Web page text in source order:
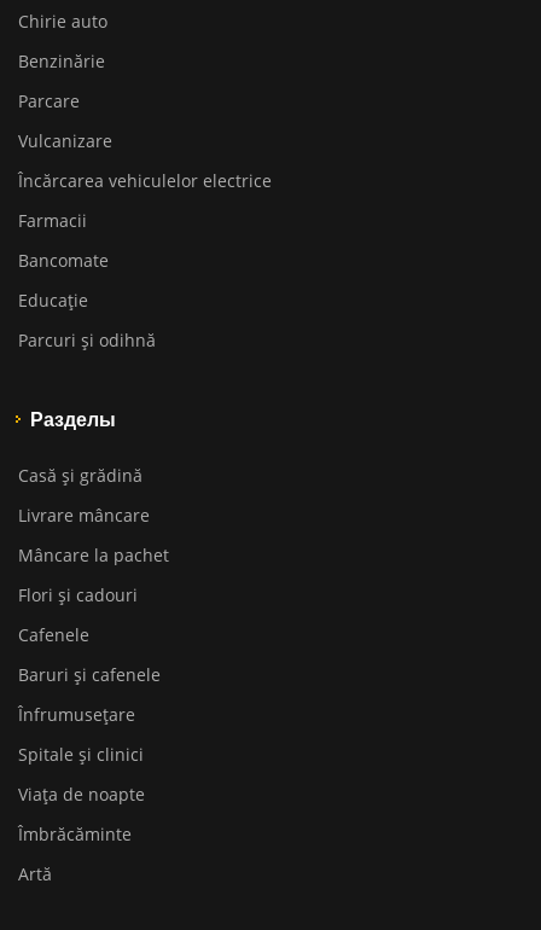
Chirie auto
Benzinărie
Parcare
Vulcanizare
Încărcarea vehiculelor electrice
Farmacii
Bancomate
Educaţie
Parcuri și odihnă
Разделы
Casă și grădină
Livrare mâncare
Mâncare la pachet
Flori și cadouri
Cafenele
Baruri și cafenele
Înfrumusețare
Spitale și clinici
Viața de noapte
Îmbrăcăminte
Artă